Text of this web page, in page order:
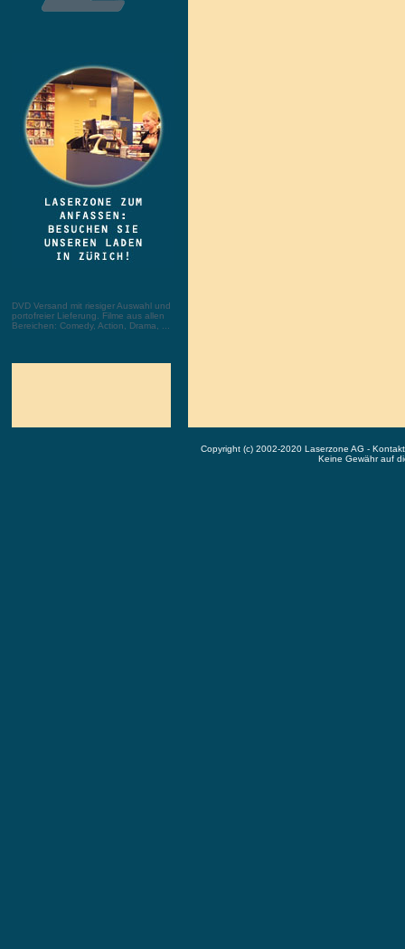
DVD Versand mit riesiger Auswahl und
portofreier Lieferung. Filme aus allen
Bereichen: Comedy, Action, Drama, ...
Copyright (c) 2002-2020 Laserzone AG -
Keine Gewähr auf